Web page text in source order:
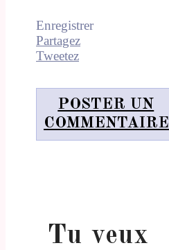
Enregistrer
Partagez
Tweetez
POSTER UN
COMMENTAIRE
Tu veux